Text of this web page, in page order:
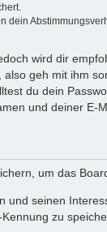
wird dir
geh mit ihm
du dein
und deiner
um das
seinen
zu